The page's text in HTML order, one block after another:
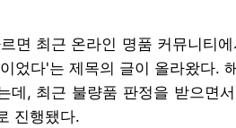
면 최근 온라인 명품 커뮤니티
었다'는 제목의 글이 올라왔다.
데, 최근 불량품 판정을 받으면
진행됐다.